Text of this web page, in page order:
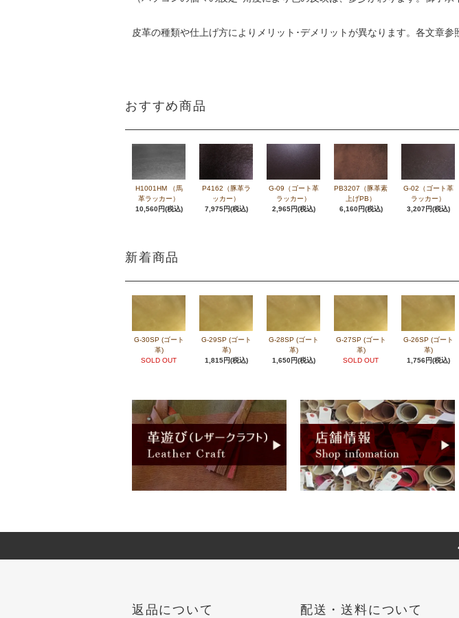
皮革の種類や仕上げ方によりメリット･デメリットが異なります。各文章参
おすすめ商品
H1001HM （馬
革ラッカー）
10,560円(税込)
P4162（豚革ラ
ッカー）
7,975円(税込)
G-09（ゴート革
ラッカー）
2,965円(税込)
PB3207（豚革素
上げPB）
6,160円(税込)
G-02（ゴート革
ラッカー）
3,207円(税込)
新着商品
G-30SP (ゴート
革)
SOLD OUT
G-29SP (ゴート
革)
1,815円(税込)
G-28SP (ゴート
革)
1,650円(税込)
G-27SP (ゴート
革)
SOLD OUT
G-26SP (ゴート
革)
1,756円(税込)
返品について 配送・送料について